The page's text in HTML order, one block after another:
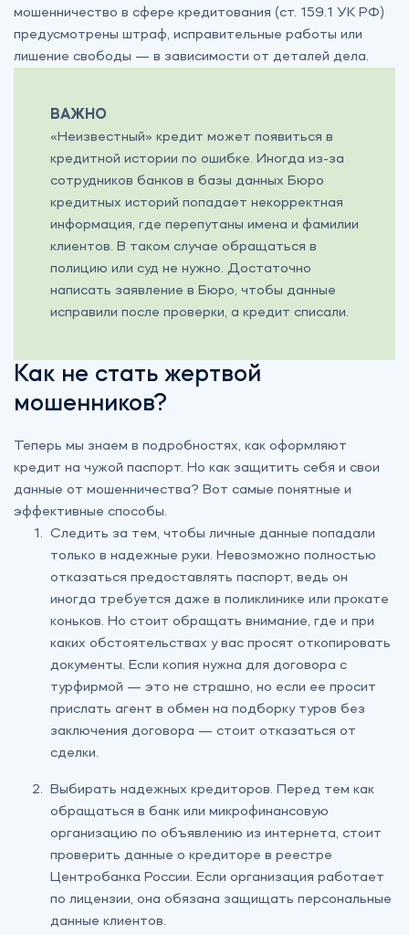
мошенничество в сфере кредитования (ст. 159.1 УК РФ)
предусмотрены штраф, исправительные работы или
лишение свободы — в зависимости от деталей дела.
ВАЖНО
«Неизвестный» кредит может появиться в
кредитной истории по ошибке. Иногда из-за
сотрудников банков в базы данных Бюро
кредитных историй попадает некорректная
информация, где перепутаны имена и фамилии
клиентов. В таком случае обращаться в
полицию или суд не нужно. Достаточно
написать заявление в Бюро, чтобы данные
исправили после проверки, а кредит списали.
Как не стать жертвой
мошенников?
Теперь мы знаем в подробностях, как оформляют
кредит на чужой паспорт. Но как защитить себя и свои
данные от мошенничества? Вот самые понятные и
эффективные способы.
Следить за тем, чтобы личные данные попадали
только в надежные руки. Невозможно полностью
отказаться предоставлять паспорт, ведь он
иногда требуется даже в поликлинике или прокате
коньков. Но стоит обращать внимание, где и при
каких обстоятельствах у вас просят откопировать
документы. Если копия нужна для договора с
турфирмой — это не страшно, но если ее просит
прислать агент в обмен на подборку туров без
заключения договора — стоит отказаться от
сделки.
Выбирать надежных кредиторов. Перед тем как
обращаться в банк или микрофинансовую
организацию по объявлению из интернета, стоит
проверить данные о кредиторе в реестре
Центробанка России. Если организация работает
по лицензии, она обязана защищать персональные
данные клиентов.